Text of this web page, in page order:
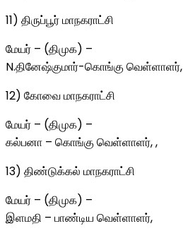
11) திருப்பூர் மாநகராட்சி
மேயர் – (திமுக) –
N.தினேஷ்குமார்-கொங்கு வெள்ளாளர்,
12) கோவை மாநகராட்சி
மேயர் – (திமுக) –
கல்பனா – கொங்கு வெள்ளாளர், ,
13) திண்டுக்கல் மாநகராட்சி
மேயர் – (திமுக) –
இளமதி – பாண்டிய வெள்ளாளர்,